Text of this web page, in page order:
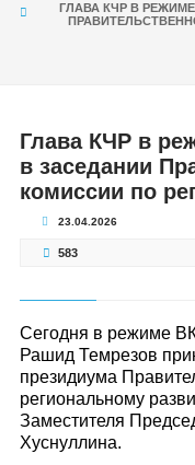
ГЛАВА КЧР В
Глава КЧР в
в заседании
комиссии по
23.04.2026
583
Сегодня в режиме
Рашид Темрезов
президиума
региональному
Заместителя
Хуснуллина.